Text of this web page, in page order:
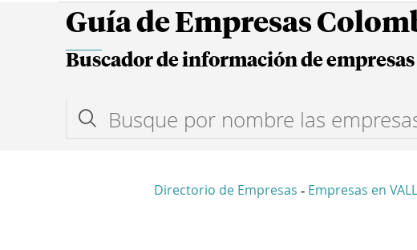
Guía de Empresas
Buscador de información de empresas
Directorio de Empresas - Empresas en